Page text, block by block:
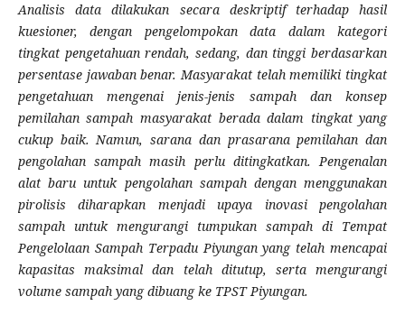
Analisis data dilakukan secara deskriptif terhadap hasil
kuesioner, dengan pengelompokan data dalam kategori
tingkat pengetahuan rendah, sedang, dan tinggi berdasarkan
persentase jawaban benar. Masyarakat telah memiliki tingkat
pengetahuan mengenai jenis-jenis sampah dan konsep
pemilahan sampah masyarakat berada dalam tingkat yang
cukup baik. Namun, sarana dan prasarana pemilahan dan
pengolahan sampah masih perlu ditingkatkan. Pengenalan
alat baru untuk pengolahan sampah dengan menggunakan
pirolisis diharapkan menjadi upaya inovasi pengolahan
sampah untuk mengurangi tumpukan sampah di Tempat
Pengelolaan Sampah Terpadu Piyungan yang telah mencapai
kapasitas maksimal dan telah ditutup, serta mengurangi
volume sampah yang dibuang ke TPST Piyungan.